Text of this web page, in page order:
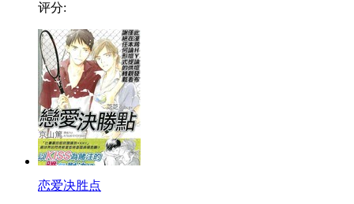
评分:
恋爱决胜点